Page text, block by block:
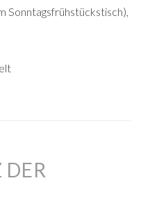
Sonntagsfrühstückstisch),